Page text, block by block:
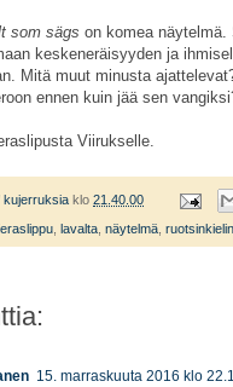
som sägs on komea
keskeneräisyyden ja
Mitä muut minusta
ennen kuin jää sen
Viirukselle.
kujerruksia klo 21.40.00
, lavalta, näytelmä,
15. marraskuuta 2016 klo